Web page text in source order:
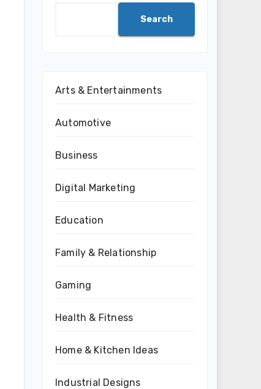
Search
Arts & Entertainments
Automotive
Business
Digital Marketing
Education
Family & Relationship
Gaming
Health & Fitness
Home & Kitchen Ideas
Industrial Designs